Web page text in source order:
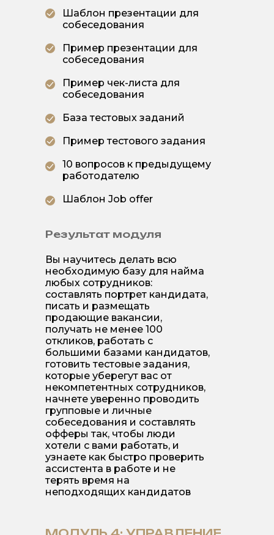
Результат модуля
Вы научитесь делать всю
необходимую базу для найма
любых сотрудников:
составлять портрет кандидата,
писать и размещать
продающие вакансии,
получать не менее 100
откликов, работать с
большими базами кандидатов,
готовить тестовые задания,
которые уберегут вас от
некомпетентных сотрудников,
начнете уверенно проводить
групповые и личные
собеседования и составлять
офферы так, чтобы люди
хотели с вами работать, и
узнаете как быстро проверить
ассистента в работе и не
терять время на
неподходящих кандидатов
Шаблон презентации для
собеседования
Пример презентации для
собеседования
Пример чек-листа для
собеседования
База тестовых заданий
Пример тестового задания
10 вопросов к предыдущему
работодателю
Шаблон Job offer